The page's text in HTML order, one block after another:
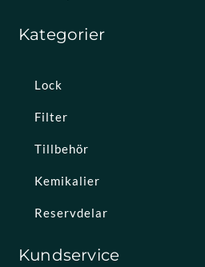
Kategorier
Lock
Filter
Tillbehör
Kemikalier
Reservdelar
Kundservice